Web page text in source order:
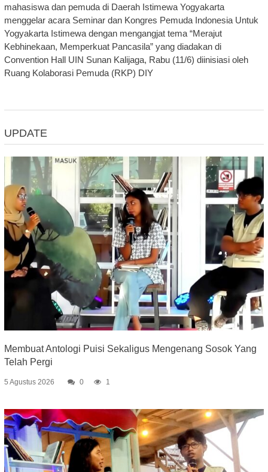
mahasiswa dan pemuda di Daerah Istimewa Yogyakarta
menggelar acara Seminar dan Kongres Pemuda Indonesia Untuk
Yogyakarta Istimewa dengan mengangjat tema “Merajut
Kebhinekaan, Memperkuat Pancasila” yang diadakan di
Convention Hall UIN Sunan Kalijaga, Rabu (11/6) diinisiasi oleh
Ruang Kolaborasi Pemuda (RKP) DIY
UPDATE
Membuat Antologi Puisi Sekaligus Mengenang Sosok Yang
Telah Pergi
5 Agustus 2026 0 1